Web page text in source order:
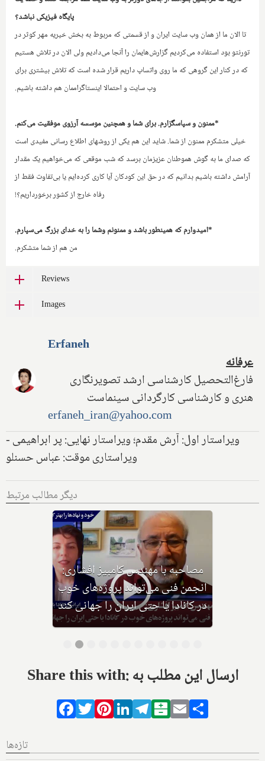
پایگاه فیزیکی نباشد؟
تا الان ما از همان وب سایت ایران و از قسمتی‌ که مربوط به بخش خیریه مهر کوثر در
تورنتو بود استفاده می‌کردیم گزارش‌هایمان را آنجا می‌دادیم ولی الان در تلاش هستیم
که در کنار این گروهی که ما روی واتساپ داریم قرار شده است که تلاش بیشتری برای
وب سایت و احتمالا اینستاگراممان هم داشته باشیم.
*ممنون و سپاسگزارم. برای شما و همچنین موسسه آرزوی موفقیت می‌کنم.
خیلی متشکرم ممنون از شما. شاید این هم یکی از روشهای اطلاع رسانی مفیدی است
که صدای ما به گوش هموطنان عزیزمان برسد که شب موقعی که می‌خواهیم یک مقدار
آرامش داشته باشیم بدانیم که در حق این کودکان آیا کاری کرده‌ایم یا بی‌تفاوت فقط از
رفاه خارج از کشور برخورداریم؟!
*امیدوارم که همینطور باشد و ممنونم وشما را به خدای بزرگ می‌سپارم.
من هم از شما متشکرم.
Reviews
Images
Erfaneh
عرفانه
فارغ‌التحصیل کارشناسی ارشد تصویرنگاری
هنری و کارشناسی کارگردانی سینماست
erfaneh_iran@yahoo.com
ویراستار اول: آرش مقدم؛ ویراستار نهایی: پر ابراهیمی -
ویراستاری موقت: عباس حسنلو
دیگر مطالب مرتبط
مهشید مهاجر: بیشتر کمک‌های
ساخت ۹ مدرسه را از کانادا تامین
کردیم
Share this with: ارسال این مطلب به
Facebook
TwitterPinterestLinkedIn
Telegram
Balatarin
Email
تازه‌ها